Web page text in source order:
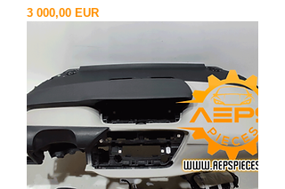
Ціна
3 000,00 EUR